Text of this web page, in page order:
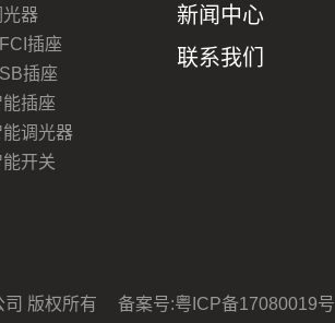
光器
插座
插座
能插座
能调光器
能开关
新闻中心
联系我们
版权所有 备案号:粤ICP备17080019号